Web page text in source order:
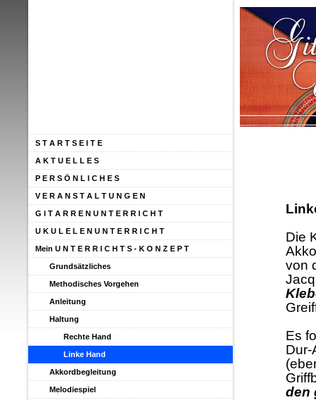
Die
von
Es
Dur-
den
S T A R T S E I T E
A K T U E L L E S
P E R S Ö N L I C H E S
V E R A N S T A L T U N G E N
G I T A R R E N U N T E R R I C H T
U K U L E L E N U N T E R R I C H T
Mein U N T E R R I C H T S - K O N Z E P T
Grundsätzliches
Methodisches Vorgehen
Anleitung
Haltung
Rechte Hand
Linke Hand
Akkordbegleitung
Melodiespiel